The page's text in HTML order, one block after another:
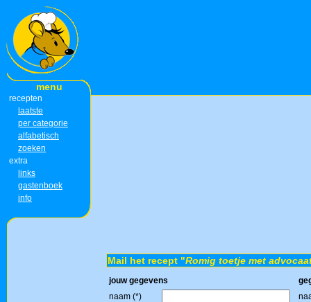
menu
recepten
laatste
per categorie
alfabetisch
zoeken
extra
links
gastenboek
info
Mail het recept "Romig toetje met
jouw gegevens
naam (*)